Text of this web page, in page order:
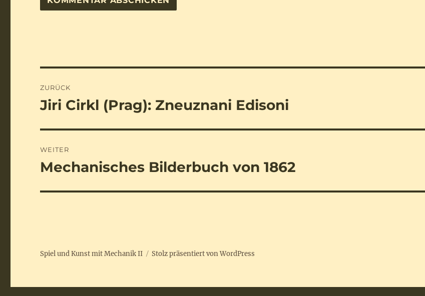
ZURÜCK
Vorheriger
Jiri Cirkl (Prag): Zneuznani Edisoni
WEITER
Nächster
Mechanisches Bilderbuch von 1862
Spiel und Kunst mit Mechanik II Stolz präsentiert von WordPress